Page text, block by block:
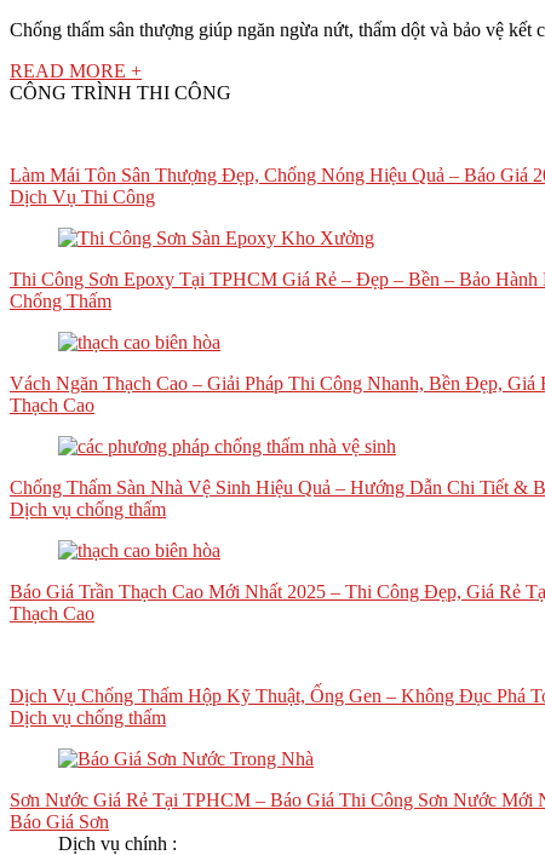
Chống thấm sân thượng giúp ngăn ngừa nứt, thấm dột và bảo vệ
READ MORE +
CÔNG TRÌNH THI CÔNG
Làm Mái Tôn Sân Thượng Đẹp, Chống Nóng Hiệu Quả – Báo Giá
Dịch Vụ Thi Công
Thi Công Sơn Epoxy Tại TPHCM Giá Rẻ – Đẹp – Bền – Bảo Hành
Chống Thấm
Vách Ngăn Thạch Cao – Giải Pháp Thi Công Nhanh, Bền Đẹp, Giá
Thạch Cao
Chống Thấm Sàn Nhà Vệ Sinh Hiệu Quả – Hướng Dẫn Chi Tiết &
Dịch vụ chống thấm
Báo Giá Trần Thạch Cao Mới Nhất 2025 – Thi Công Đẹp, Giá Rẻ
Thạch Cao
Dịch Vụ Chống Thấm Hộp Kỹ Thuật, Ống Gen – Không Đục Phá
Dịch vụ chống thấm
Sơn Nước Giá Rẻ Tại TPHCM – Báo Giá Thi Công Sơn Nước Mới
Báo Giá Sơn
Dịch vụ chính :